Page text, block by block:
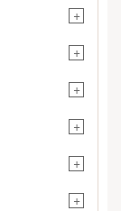
+
+
+
+
+
+